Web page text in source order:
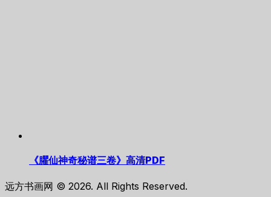
《臞仙神奇秘谱三卷》高清PDF
远方书画网 © 2026. All Rights Reserved.